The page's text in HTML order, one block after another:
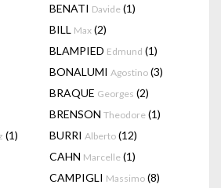
BENATI Davide (1)
BILL Max (2)
BLAMPIED Edmund (1)
BONALUMI Agostino (3)
BRAQUE Georges (2)
BRENSON Theodore (1)
(1) BURRI Alberto (12)
CAHN Marcelle (1)
CAMPIGLI Massimo (8)